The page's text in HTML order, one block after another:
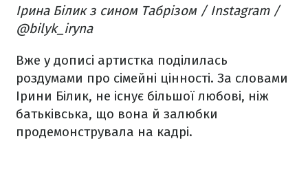
Ірина Білик з сином Табрізом / Instagram /
@bilyk_iryna
Вже у дописі артистка поділилась
роздумами про сімейні цінності. За словами
Ірини Білик, не існує більшої любові, ніж
батьківська, що вона й залюбки
продемонструвала на кадрі.